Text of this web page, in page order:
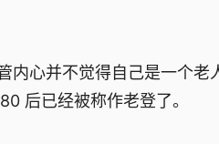
内心并不觉得自己是一个
后已经被称作老登了。